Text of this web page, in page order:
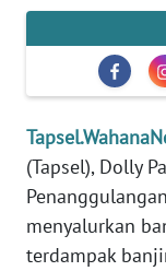
(Tapsel), Dolly
menyalurkan
terdampak
REDAKSI
KARIR
DISCLAIMER
Wahana
News
Regional